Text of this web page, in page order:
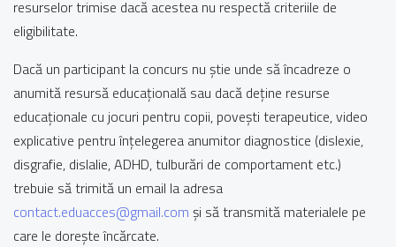
resurselor trimise dacă acestea nu respectă criteriile de
eligibilitate.
Dacă un participant la concurs nu știe unde să încadreze o
anumită resursă educațională sau dacă deține resurse
educaționale cu jocuri pentru copii, povești terapeutice, video
explicative pentru înțelegerea anumitor diagnostice (dislexie,
disgrafie, dislalie, ADHD, tulburări de comportament etc.)
trebuie să trimită un email la adresa
contact.eduacces@gmail.com și să transmită materialele pe
care le dorește încărcate.